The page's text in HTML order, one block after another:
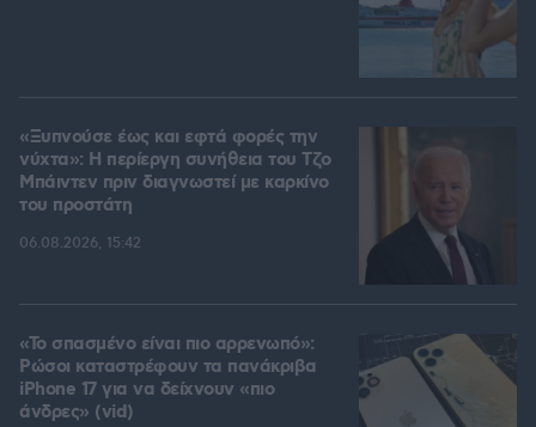
«Ξυπνούσε έως και εφτά φορές την
νύχτα»: Η περίεργη συνήθεια του Τζο
Μπάιντεν πριν διαγνωστεί με καρκίνο
του προστάτη
06.08.2026, 15:42
«Το σπασμένο είναι πιο αρρενωπό»:
Ρώσοι καταστρέφουν τα πανάκριβα
iPhone 17 για να δείχνουν «πιο
άνδρες» (vid)